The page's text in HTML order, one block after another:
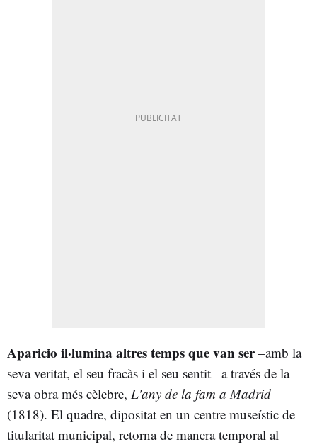
Aparicio il·lumina altres temps que van ser–amb la
seva veritat, el seu fracàs i el seu sentit– a través de la
seva obra més cèlebre, L'any de la fam a Madrid
(1818). El quadre, dipositat en un centre museístic de
titularitat municipal, retorna de manera temporal al